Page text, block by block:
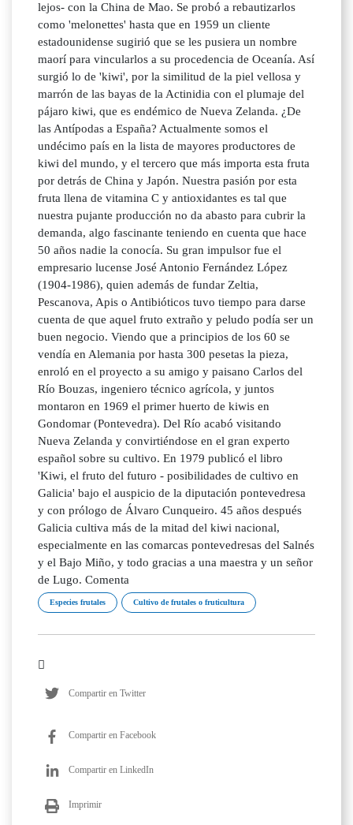
lejos- con la China de Mao. Se probó a rebautizarlos
como 'melonettes' hasta que en 1959 un cliente
estadounidense sugirió que se les pusiera un nombre
maorí para vincularlos a su procedencia de Oceanía. Así
surgió lo de 'kiwi', por la similitud de la piel vellosa y
marrón de las bayas de la Actinidia con el plumaje del
pájaro kiwi, que es endémico de Nueva Zelanda. ¿De
las Antípodas a España? Actualmente somos el
undécimo país en la lista de mayores productores de
kiwi del mundo, y el tercero que más importa esta fruta
por detrás de China y Japón. Nuestra pasión por esta
fruta llena de vitamina C y antioxidantes es tal que
nuestra pujante producción no da abasto para cubrir la
demanda, algo fascinante teniendo en cuenta que hace
50 años nadie la conocía. Su gran impulsor fue el
empresario lucense José Antonio Fernández López
(1904-1986), quien además de fundar Zeltia,
Pescanova, Apis o Antibióticos tuvo tiempo para darse
cuenta de que aquel fruto extraño y peludo podía ser un
buen negocio. Viendo que a principios de los 60 se
vendía en Alemania por hasta 300 pesetas la pieza,
enroló en el proyecto a su amigo y paisano Carlos del
Río Bouzas, ingeniero técnico agrícola, y juntos
montaron en 1969 el primer huerto de kiwis en
Gondomar (Pontevedra). Del Río acabó visitando
Nueva Zelanda y convirtiéndose en el gran experto
español sobre su cultivo. En 1979 publicó el libro
'Kiwi, el fruto del futuro - posibilidades de cultivo en
Galicia' bajo el auspicio de la diputación pontevedresa
y con prólogo de Álvaro Cunqueiro. 45 años después
Galicia cultiva más de la mitad del kiwi nacional,
especialmente en las comarcas pontevedresas del Salnés
y el Bajo Miño, y todo gracias a una maestra y un señor
de Lugo. Comenta
Especies frutales Cultivo de frutales o fruticultura
Compartir en Twitter
Compartir en Facebook
Compartir en LinkedIn
Imprimir